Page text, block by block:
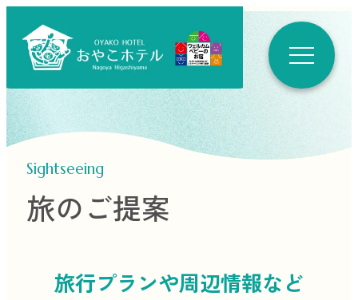
Sightseeing
旅のご提案
旅行プランや周辺情報など